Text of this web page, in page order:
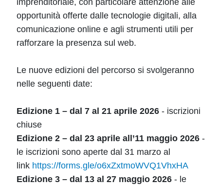
imprenditoriale, con particolare attenzione alle
opportunità offerte dalle tecnologie digitali, alla
comunicazione online e agli strumenti utili per
rafforzare la presenza sul web.
Le nuove edizioni del percorso si svolgeranno
nelle seguenti date:
Edizione 1 – dal 7 al 21 aprile 2026 - iscrizioni
chiuse
Edizione 2 – dal 23 aprile all’11 maggio 2026 -
le iscrizioni sono aperte dal 31 marzo al
link https://forms.gle/o6xZxtmoWVQ1VhxHA
Edizione 3 – dal 13 al 27 maggio 2026 - le